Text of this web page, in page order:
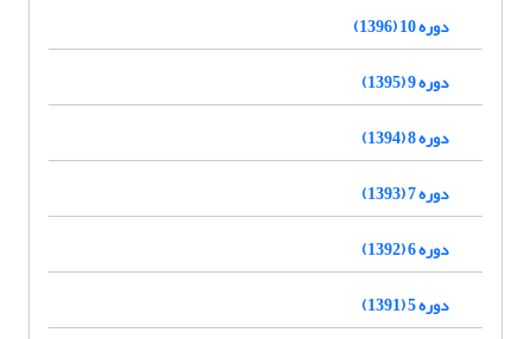
دوره 10 (1396)
دوره 9 (1395)
دوره 8 (1394)
دوره 7 (1393)
دوره 6 (1392)
دوره 5 (1391)